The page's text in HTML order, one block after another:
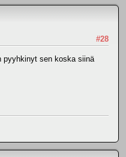
#28
pyyhkinyt sen koska siinä